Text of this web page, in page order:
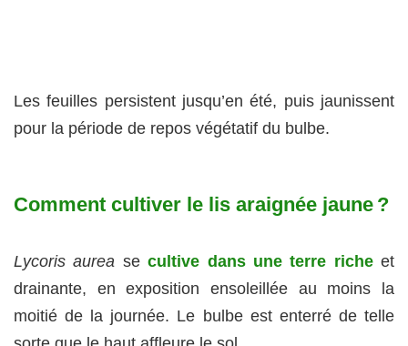
Les feuilles persistent jusqu’en été, puis jaunissent
pour la période de repos végétatif du bulbe.
Comment cultiver le lis araignée jaune ?
Lycoris aurea secultive dans une terre richeet
drainante, en exposition ensoleillée au moins la
moitié de la journée. Le bulbe est enterré de telle